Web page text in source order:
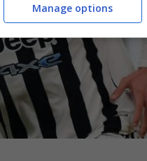
Manage options